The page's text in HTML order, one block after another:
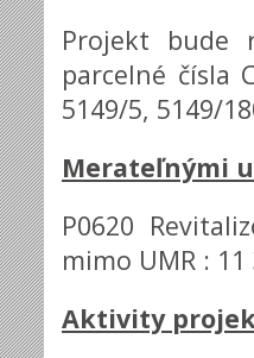
Projekt bude
parcelné čísla
5149/5, 5149/
Merateľnými
P0620
mimo UMR :
Aktivity